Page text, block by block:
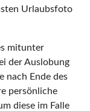
Urlaubsfoto
mitunter
der Auslobung
nach Ende des
persönliche
diese im Falle